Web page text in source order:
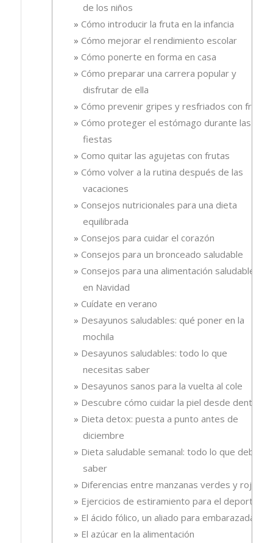
de los niños
Cómo introducir la fruta en la infancia
Cómo mejorar el rendimiento escolar
Cómo ponerte en forma en casa
Cómo preparar una carrera popular y
disfrutar de ella
Cómo prevenir gripes y resfriados con fruta.
Cómo proteger el estómago durante las
fiestas
Como quitar las agujetas con frutas
Cómo volver a la rutina después de las
vacaciones
Consejos nutricionales para una dieta
equilibrada
Consejos para cuidar el corazón
Consejos para un bronceado saludable
Consejos para una alimentación saludable
en Navidad
Cuídate en verano
Desayunos saludables: qué poner en la
mochila
Desayunos saludables: todo lo que
necesitas saber
Desayunos sanos para la vuelta al cole
Descubre cómo cuidar la piel desde dentro
Dieta detox: puesta a punto antes de
diciembre
Dieta saludable semanal: todo lo que debes
saber
Diferencias entre manzanas verdes y rojas
Ejercicios de estiramiento para el deporte
El ácido fólico, un aliado para embarazadas.
El azúcar en la alimentación